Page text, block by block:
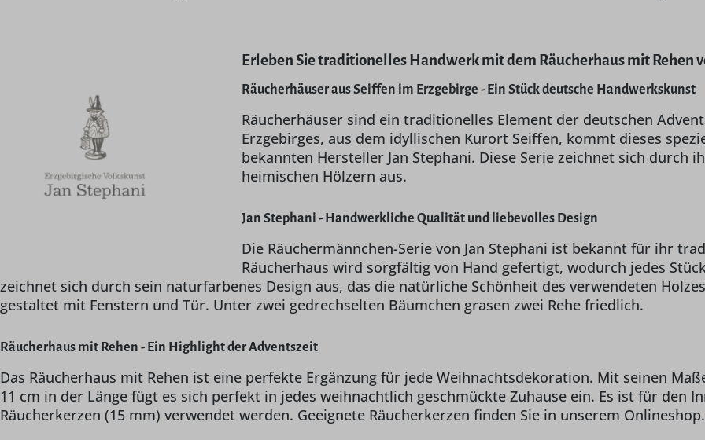
Erleben Sie traditionelles Handwerk mit dem Räucherhaus mit Rehen
Räucherhäuser aus Seiffen im Erzgebirge - Ein Stück deutsche Handwerkskunst
Räucherhäuser sind ein traditionelles Element der deutschen
Erzgebirges, aus dem idyllischen Kurort Seiffen, kommt dieses
bekannten Hersteller Jan Stephani. Diese Serie zeichnet sich durch
heimischen Hölzern aus.
Jan Stephani - Handwerkliche Qualität und liebevolles Design
Die Räuchermännchen-Serie von Jan Stephani ist bekannt für ihr
Räucherhaus wird sorgfältig von Hand gefertigt, wodurch jedes
zeichnet sich durch sein naturfarbenes Design aus, das die natürliche Schönheit des verwendeten
gestaltet mit Fenstern und Tür. Unter zwei gedrechselten Bäumchen grasen zwei Rehe friedlich.
Räucherhaus mit Rehen - Ein Highlight der Adventszeit
Das Räucherhaus mit Rehen ist eine perfekte Ergänzung für jede Weihnachtsdekoration. Mit seinen
11 cm in der Länge fügt es sich perfekt in jedes weihnachtlich geschmückte Zuhause ein. Es ist für den
Räucherkerzen (15 mm) verwendet werden. Geeignete Räucherkerzen finden Sie in unserem Onlineshop.